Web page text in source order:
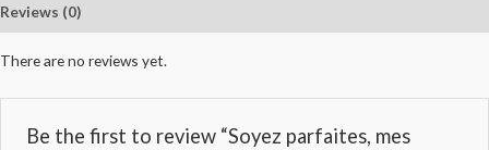
Reviews (0)
There are no reviews yet.
Be the first to review “Soyez parfaites, mes